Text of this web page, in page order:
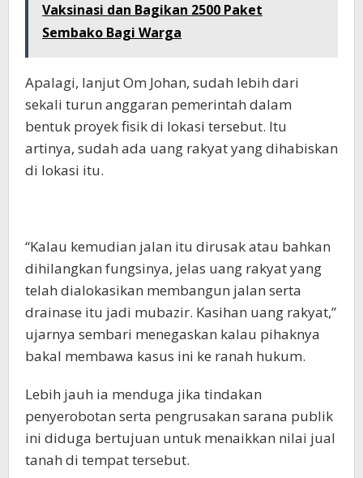
Vaksinasi dan Bagikan 2500 Paket
Sembako Bagi Warga
Apalagi, lanjut Om Johan, sudah lebih dari
sekali turun anggaran pemerintah dalam
bentuk proyek fisik di lokasi tersebut. Itu
artinya, sudah ada uang rakyat yang dihabiskan
di lokasi itu.
“Kalau kemudian jalan itu dirusak atau bahkan
dihilangkan fungsinya, jelas uang rakyat yang
telah dialokasikan membangun jalan serta
drainase itu jadi mubazir. Kasihan uang rakyat,”
ujarnya sembari menegaskan kalau pihaknya
bakal membawa kasus ini ke ranah hukum.
Lebih jauh ia menduga jika tindakan
penyerobotan serta pengrusakan sarana publik
ini diduga bertujuan untuk menaikkan nilai jual
tanah di tempat tersebut.